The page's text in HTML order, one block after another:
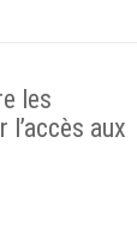
les
aux